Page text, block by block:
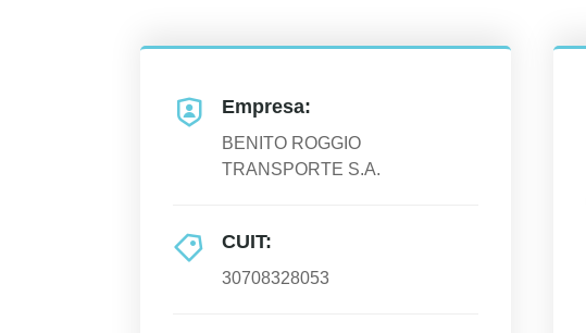
Empresa:
BENITO ROGGIO
TRANSPORTE S.A.
CUIT:
30708328053